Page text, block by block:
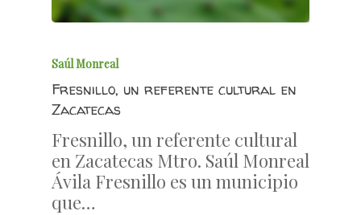
Saúl Monreal
Fresnillo, un referente cultural en
Zacatecas
Fresnillo, un referente cultural
en Zacatecas Mtro. Saúl Monreal
Ávila Fresnillo es un municipio
que…